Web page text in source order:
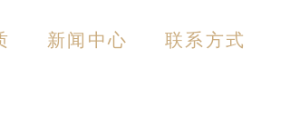
新闻中心 联系方式